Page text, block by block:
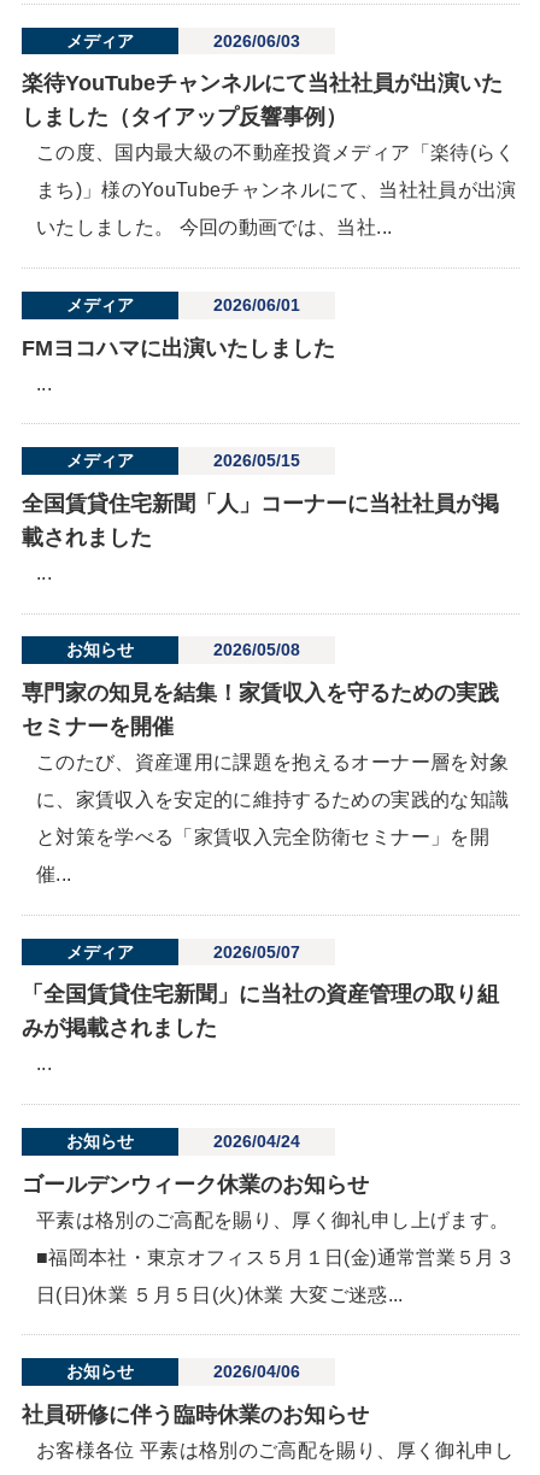
メディア 2026/06/03
楽待YouTubeチャンネルにて当社社員が出演いた
しました（タイアップ反響事例）
この度、国内最大級の不動産投資メディア「楽待(らく
まち)」様のYouTubeチャンネルにて、当社社員が出演
いたしました。 今回の動画では、当社...
メディア 2026/06/01
FMヨコハマに出演いたしました
...
メディア 2026/05/15
全国賃貸住宅新聞「人」コーナーに当社社員が掲
載されました
...
お知らせ 2026/05/08
専門家の知見を結集！家賃収入を守るための実践
セミナーを開催
このたび、資産運用に課題を抱えるオーナー層を対象
に、家賃収入を安定的に維持するための実践的な知識
と対策を学べる「家賃収入完全防衛セミナー」を開
催...
メディア 2026/05/07
「全国賃貸住宅新聞」に当社の資産管理の取り組
みが掲載されました
...
お知らせ 2026/04/24
ゴールデンウィーク休業のお知らせ
平素は格別のご高配を賜り、厚く御礼申し上げます。
■福岡本社・東京オフィス５月１日(金)通常営業５月３
日(日)休業 ５月５日(火)休業 大変ご迷惑...
お知らせ 2026/04/06
社員研修に伴う臨時休業のお知らせ
お客様各位 平素は格別のご高配を賜り、厚く御礼申し